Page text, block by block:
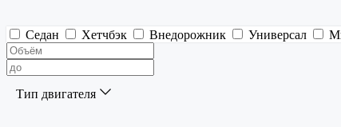
Седан Хетчбэк Внедорожник Универсал
Тип двигателя